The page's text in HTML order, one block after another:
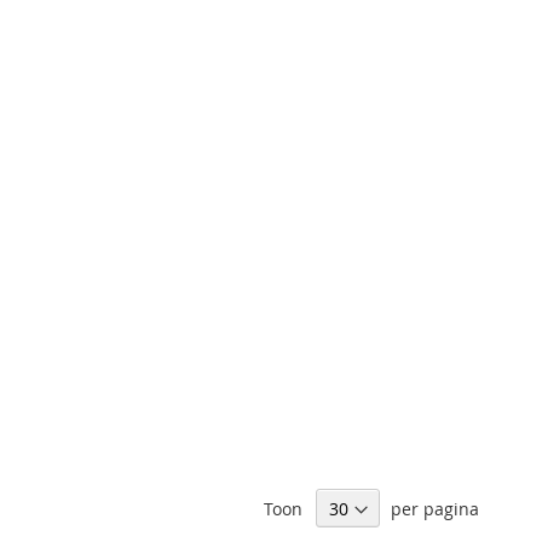
Toon
per pagina